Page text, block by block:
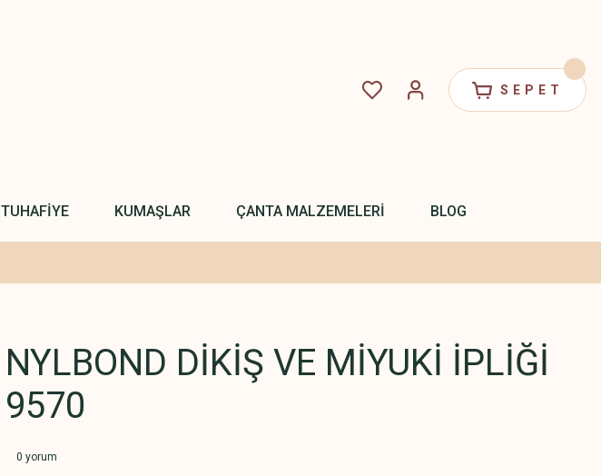
SEPET
TUHAFİYE KUMAŞLAR ÇANTA MALZEMELERİ BLOG
NYLBOND DİKİŞ VE MİYUKİ İPLİĞİ
9570
0 yorum